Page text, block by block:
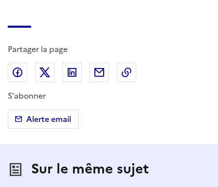
Partager la page
Partager sur Facebook
Partager sur X (anciennement Twitter)
Partager sur LinkedIn
Partager par email
S'abonner
Alerte email
Sur le même sujet